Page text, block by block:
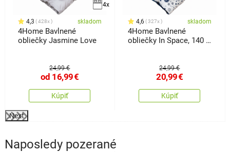
4x
4,3 428x skladom
4Home Bavlnené
obliečky Jasmine Love
24,99 €
od 16,99€
Kúpiť
4,6 327x skladom
4Home Bavlnené
obliečky In Space, 140 x
24,99 €
20,99€
Kúpiť
Next
Naposledy pozerané